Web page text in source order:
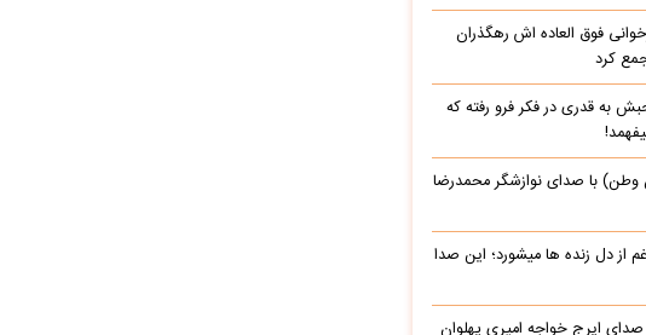
فوق العاده اش رهگذران
کرد
به قدری در فکر فرو رفته که
وطن) با صدای نوازشگر محمدرضا
از دل زنده ها میشورد؛ این صدا
ایران دهه 50 با صدای ایرج خواجه امیری پهلوان